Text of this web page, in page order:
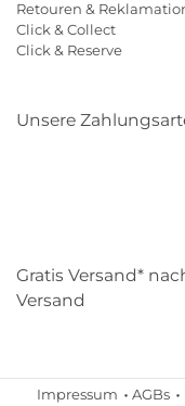
Retouren &
Click & Collect
Click & Reserve
Unsere
Gratis Versand*
Versand
Impressum AGBs